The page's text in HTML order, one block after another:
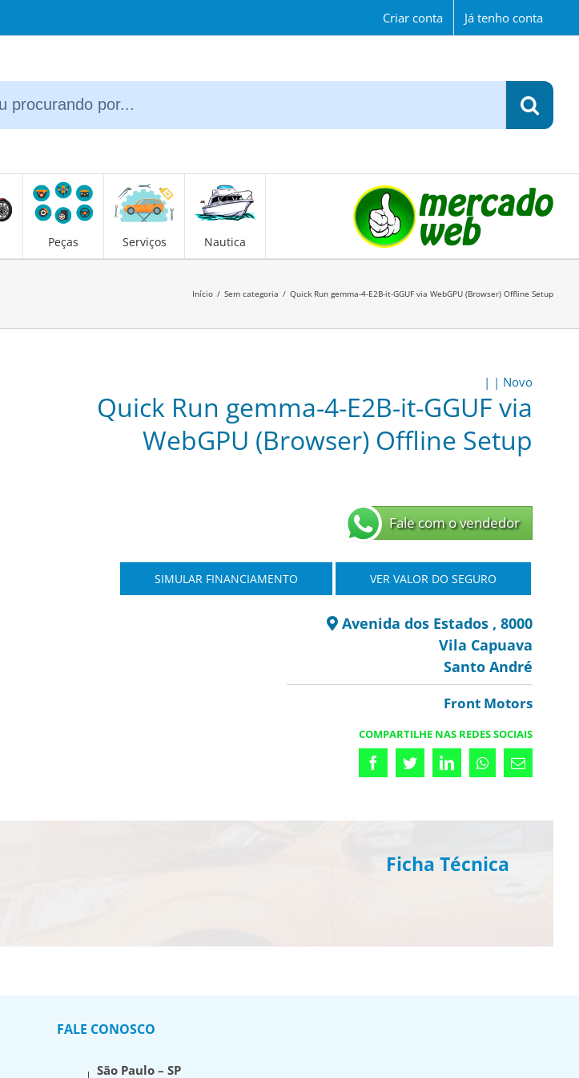
Criar conta Já tenho conta
Peças Serviços Nautica
Início / Sem categoria / Quick Run gemma-4-E2B-it-GGUF via WebGPU (Browser) Offline Setup
| | Novo
Quick Run gemma-4-E2B-it-GGUF via
WebGPU (Browser) Offline Setup
Fale com o vendedor
SIMULAR FINANCIAMENTO VER VALOR DO SEGURO
Avenida dos Estados , 8000
Vila Capuava
Santo André
Front Motors
COMPARTILHE NAS REDES SOCIAIS
FacebookTwitterLinkedInWhatsappEmail
Ficha Técnica
FALE CONOSCO
São Paulo – SP